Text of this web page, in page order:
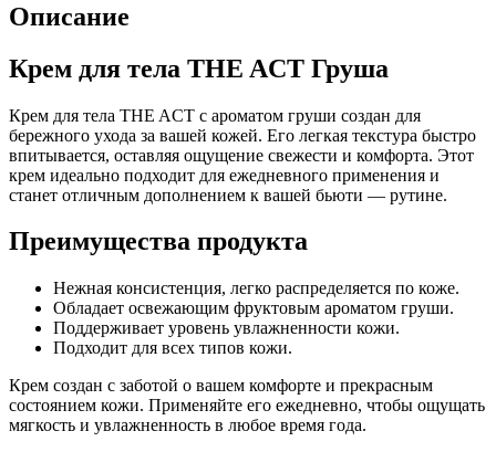
Описание
Крем для тела THE ACT Груша
Крем для тела THE ACT с ароматом груши создан для
бережного ухода за вашей кожей. Его легкая текстура быстро
впитывается, оставляя ощущение свежести и комфорта. Этот
крем идеально подходит для ежедневного применения и
станет отличным дополнением к вашей бьюти — рутине.
Преимущества продукта
Нежная консистенция, легко распределяется по коже.
Обладает освежающим фруктовым ароматом груши.
Поддерживает уровень увлажненности кожи.
Подходит для всех типов кожи.
Крем создан с заботой о вашем комфорте и прекрасным
состоянием кожи. Применяйте его ежедневно, чтобы ощущать
мягкость и увлажненность в любое время года.